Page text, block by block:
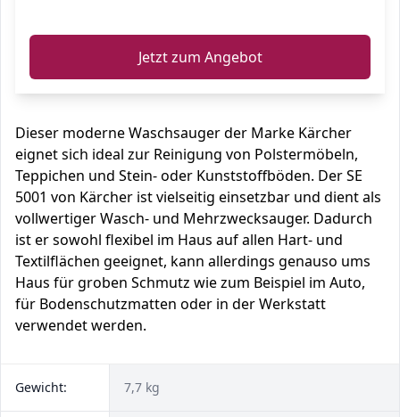
Jetzt zum Angebot
Dieser moderne Waschsauger der Marke Kärcher
eignet sich ideal zur Reinigung von Polstermöbeln,
Teppichen und Stein- oder Kunststoffböden. Der SE
5001 von Kärcher ist vielseitig einsetzbar und dient als
vollwertiger Wasch- und Mehrzwecksauger. Dadurch
ist er sowohl flexibel im Haus auf allen Hart- und
Textilflächen geeignet, kann allerdings genauso ums
Haus für groben Schmutz wie zum Beispiel im Auto,
für Bodenschutzmatten oder in der Werkstatt
verwendet werden.
Gewicht: 7,7 kg